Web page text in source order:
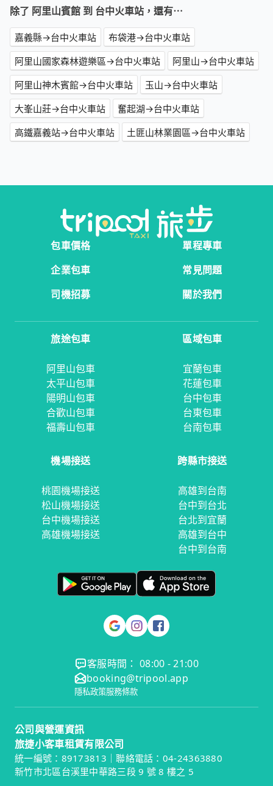
除了 阿里山賓館 到 台中火車站，還有⋯
嘉義縣→台中火車站
布袋港→台中火車站
阿里山國家森林遊樂區→台中火車站
阿里山→台中火車站
阿里山神木賓館→台中火車站
玉山→台中火車站
大峯山莊→台中火車站
奮起湖→台中火車站
高鐵嘉義站→台中火車站
土匪山林業園區→台中火車站
包車價格
單程專車
企業包車
常見問題
司機招募
關於我們
旅途包車
阿里山包車
太平山包車
陽明山包車
合歡山包車
福壽山包車
區域包車
宜蘭包車
花蓮包車
台中包車
台東包車
台南包車
機場接送
桃園機場接送
松山機場接送
台中機場接送
高雄機場接送
跨縣市接送
高雄到台南
台中到台北
台北到宜蘭
高雄到台中
台中到台南
客服時間： 08:00 - 21:00
booking@tripool.app
隱私政策服務條款
公司與營運資訊
旅捷小客車租賃有限公司
統一編號：89173813｜聯絡電話：04-24363880
新竹市北區台溪里中華路三段 9 號 8 樓之 5